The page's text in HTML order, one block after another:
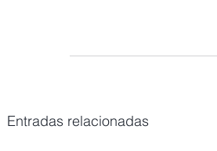
Entradas relacionadas